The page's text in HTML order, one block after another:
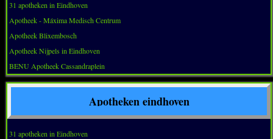
31 apotheken in Eindhoven
Apotheek - Máxima Medisch Centrum
Apotheek Blixembosch
Apotheek Nijpels in Eindhoven
BENU Apotheek Cassandraplein
Apotheken eindhoven
31 apotheken in Eindhoven